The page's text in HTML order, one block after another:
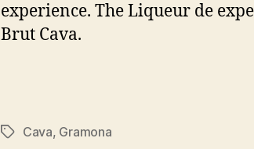
experience. The Liqueur de
Brut Cava.
Etiketter
Cava, Gramona